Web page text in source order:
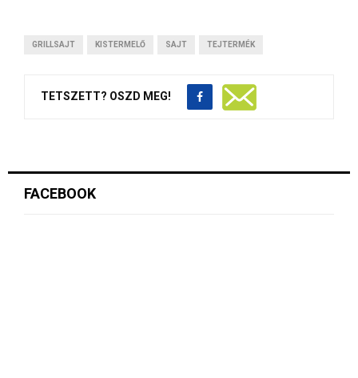
GRILLSAJT KISTERMELŐ SAJT TEJTERMÉK
TETSZETT? OSZD MEG!
FACEBOOK